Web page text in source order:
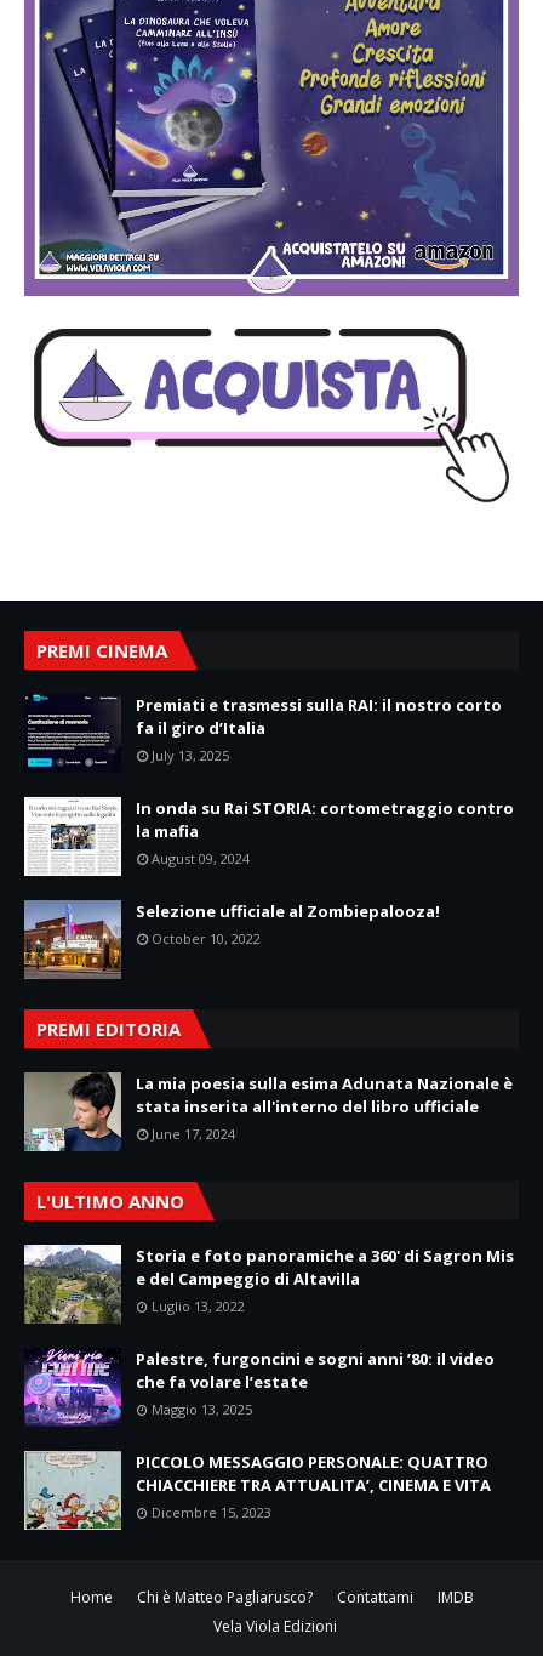
PREMI CINEMA
Premiati e trasmessi sulla RAI: il nostro corto
fa il giro d’Italia
July 13, 2025
In onda su Rai STORIA: cortometraggio contro
la mafia
August 09, 2024
Selezione ufficiale al Zombiepalooza!
October 10, 2022
PREMI EDITORIA
La mia poesia sulla esima Adunata Nazionale è
stata inserita all'interno del libro ufficiale
June 17, 2024
L'ULTIMO ANNO
Storia e foto panoramiche a 360' di Sagron Mis
e del Campeggio di Altavilla
Luglio 13, 2022
Palestre, furgoncini e sogni anni ’80: il video
che fa volare l’estate
Maggio 13, 2025
PICCOLO MESSAGGIO PERSONALE: QUATTRO
CHIACCHIERE TRA ATTUALITA’, CINEMA E VITA
Dicembre 15, 2023
Home Chi è Matteo Pagliarusco? Contattami
IMDB
Vela Viola Edizioni